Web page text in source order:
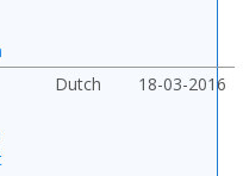
Dutch 18-03-2016